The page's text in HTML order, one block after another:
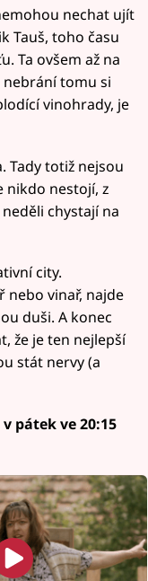
nechat ujít
Tauš, toho času
Ta ovšem až na
nebrání tomu si
vinohrady, je
Tady totiž nejsou
nikdo nestojí, z
chystají na
city.
nebo vinař, najde
duši. A konec
že je ten nejlepší
stát nervy (a
pátek ve 20:15